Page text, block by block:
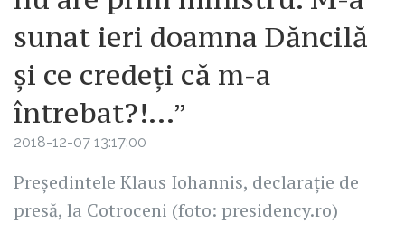
sunat ieri doamna Dăncilă
și ce credeți că m-a
întrebat?!...”
2018-12-07 13:17:00
Președintele Klaus Iohannis, declarație de
presă, la Cotroceni (foto: presidency.ro)